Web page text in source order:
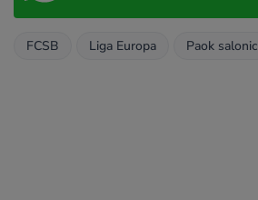
FCSB Liga Europa Paok salonic